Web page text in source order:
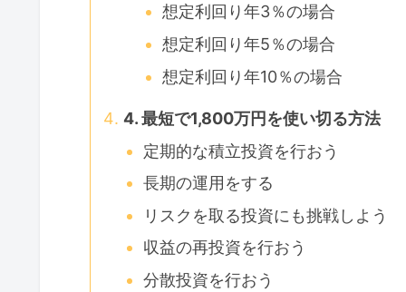
想定利回り年3％の場合
想定利回り年5％の場合
想定利回り年10％の場合
4. 最短で1,800万円を使い切る方法
定期的な積立投資を行おう
長期の運用をする
リスクを取る投資にも挑戦しよう
収益の再投資を行おう
分散投資を行おう